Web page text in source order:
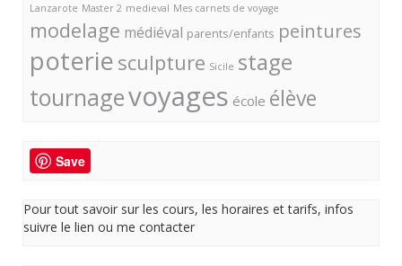
Lanzarote Master 2 medieval Mes carnets de voyage
modelage médiéval parents/enfants peintures
poterie sculpture Sicile stage
tournagevoyages école élève
Save
Pour tout savoir sur les cours, les horaires et tarifs, infos
suivre le lien ou me contacter